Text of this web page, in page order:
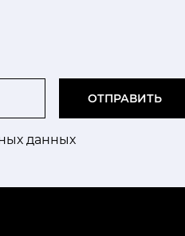
ОТПРАВИТЬ
данных